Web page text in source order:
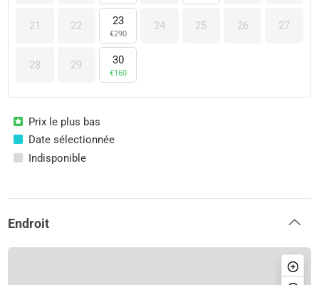
21 22 23
€290
24 25 26 27
28 29 30
€160
Prix le plus bas
Date sélectionnée
Indisponible
Endroit